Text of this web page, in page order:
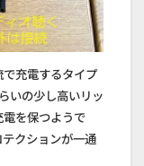
充電するタイプ
いの少し高いリッ
を保つようで
クションが一通